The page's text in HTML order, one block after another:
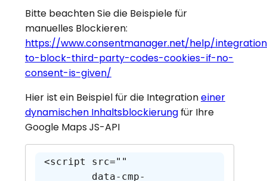
Bitte beachten Sie die Beispiele für
manuelles Blockieren:
https://www.consentmanager.net/help/
to-block-third-party-codes-cookies-if-no-
consent-is-given/
Hier ist ein Beispiel für die Integrationeiner
dynamischen Inhaltsblockierungfür Ihre
Google Maps JS-API